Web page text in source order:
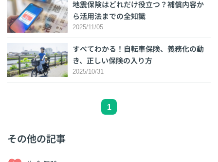
地震保険はどれだけ役立つ？補償内容か
ら活用法までの全知識
2025/11/05
すべてわかる！自転車保険、義務化の動
き、正しい保険の入り方
2025/10/31
1
その他の記事